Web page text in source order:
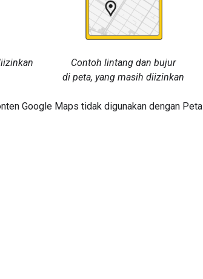
Contoh lintang dan bujur
di peta, yang masih diizinkan
Google Maps tidak digunakan dengan Peta